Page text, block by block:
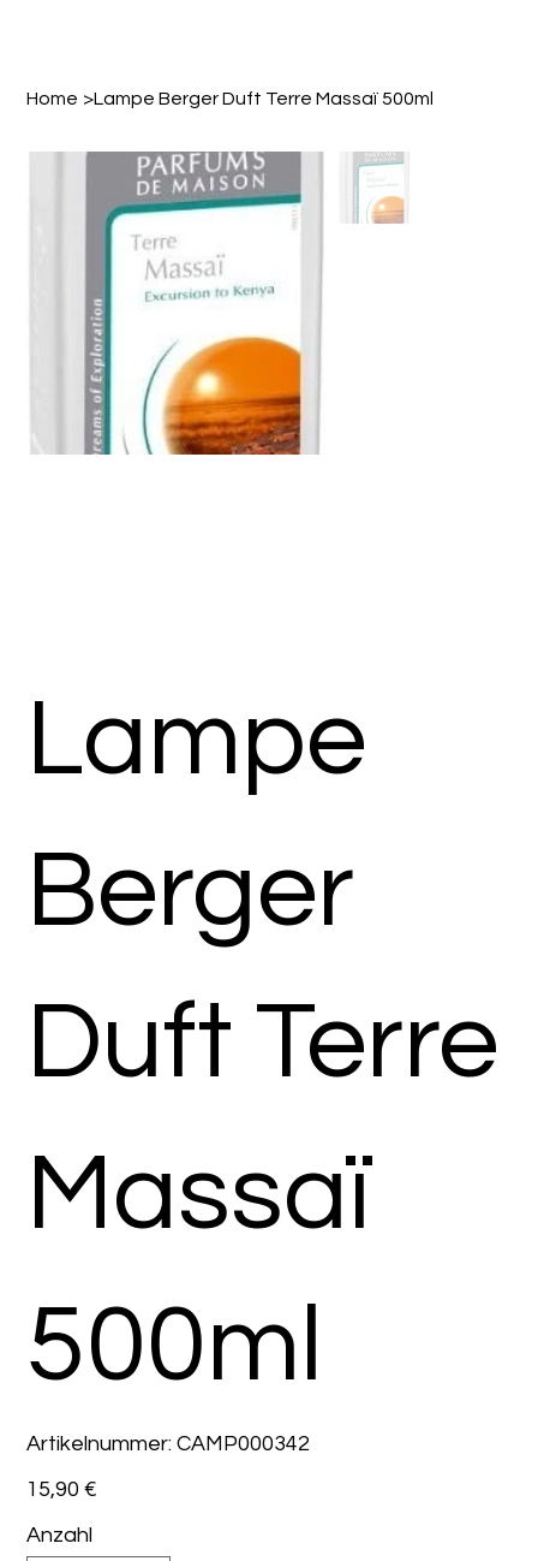
Home >Lampe Berger Duft Terre Massaï 500ml
Lampe
Berger
Duft Terre
Massaï
500ml
Artikelnummer: Artikelnummer:
CAMP000342
CAMP000342
Preis
15,90 €
Anzahl